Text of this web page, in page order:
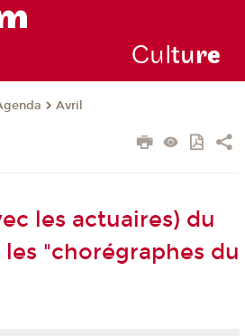
Culture
Avril
les actuaires) du
"chorégraphes du